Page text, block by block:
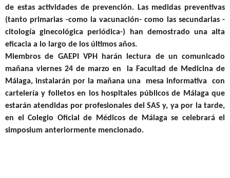
de estas actividades de prevención. Las medidas preventivas
(tanto primarias -como la vacunación- como las secundarias -
citología ginecológica periódica-) han demostrado una alta
eficacia a lo largo de los últimos años.
Miembros de GAEPI VPH harán lectura de un comunicado
mañana viernes 24 de marzo en la Facultad de Medicina de
Málaga, instalarán por la mañana una mesa informativa con
cartelería y folletos en los hospitales públicos de Málaga que
estarán atendidas por profesionales del SAS y, ya por la tarde,
en el Colegio Oficial de Médicos de Málaga se celebrará el
simposium anteriormente mencionado.